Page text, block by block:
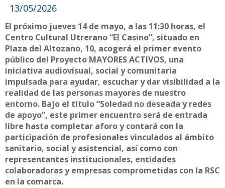
13/05/2026
El próximo jueves 14 de mayo, a las 11:30 horas, el
Centro Cultural Utrerano “El Casino”, situado en
Plaza del Altozano, 10, acogerá el primer evento
público del Proyecto MAYORES ACTIVOS, una
iniciativa audiovisual, social y comunitaria
impulsada para ayudar, escuchar y dar visibilidad a la
realidad de las personas mayores de nuestro
entorno. Bajo el título “Soledad no deseada y redes
de apoyo”, este primer encuentro será de entrada
libre hasta completar aforo y contará con la
participación de profesionales vinculados al ámbito
sanitario, social y asistencial, así como con
representantes institucionales, entidades
colaboradoras y empresas comprometidas con la RSC
en la comarca.